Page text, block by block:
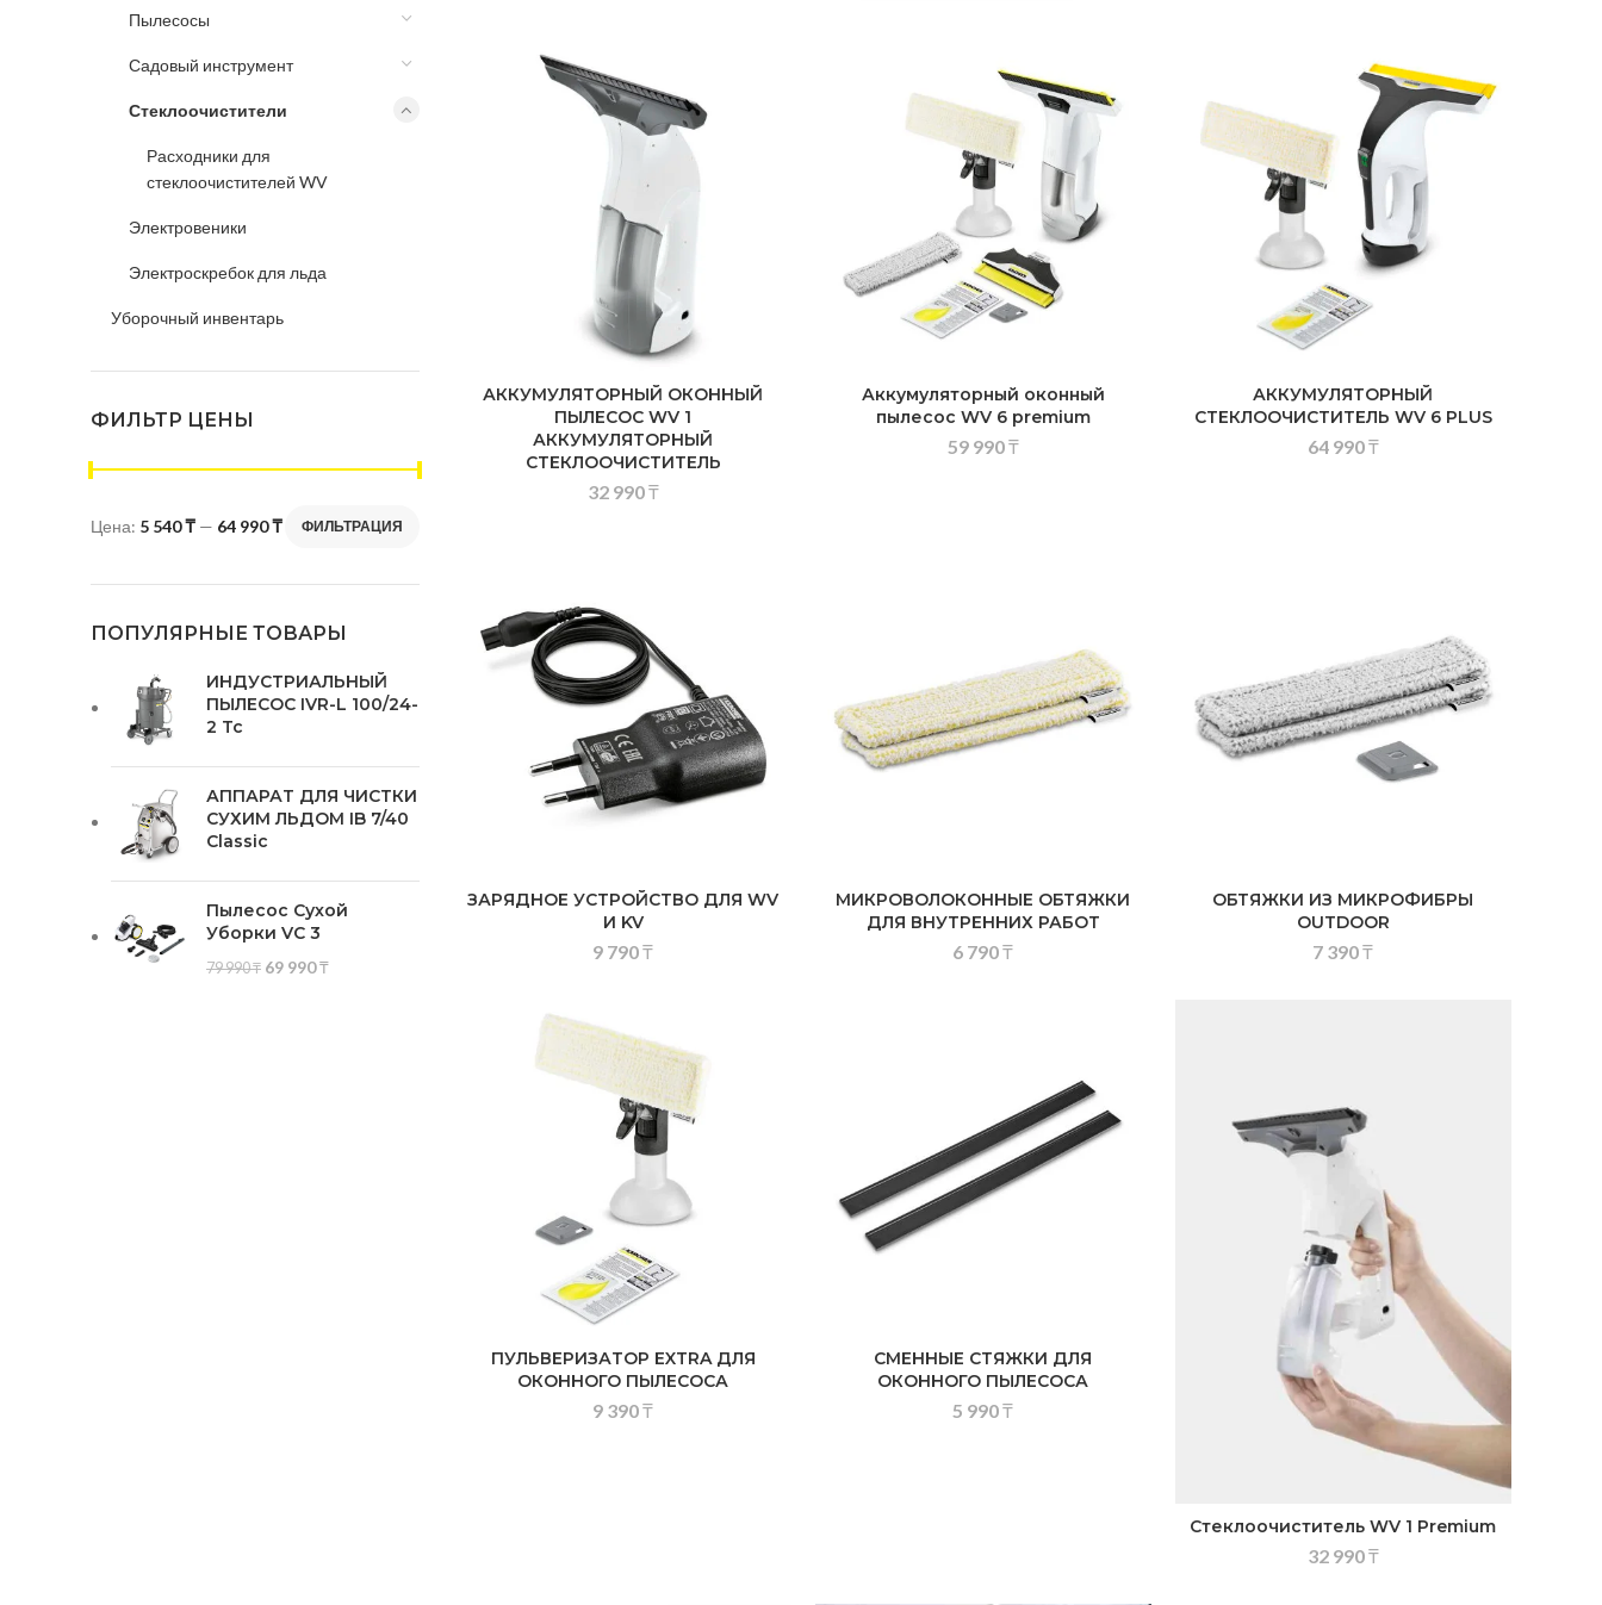
Пылесосы
Садовый инструмент
Стеклоочистители
Расходники для
стеклоочистителей WV
Электровеники
Электроскребок для льда
Уборочный инвентарь
ФИЛЬТР ЦЕНЫ
ФИЛЬТРАЦИЯ
Цена: 5 540 ₸ — 64 990 ₸
ПОПУЛЯРНЫЕ ТОВАРЫ
ИНДУСТРИАЛЬНЫЙ
ПЫЛЕСОС IVR-L 100/24-
2 Tc
АППАРАТ ДЛЯ ЧИСТКИ
СУХИМ ЛЬДОМ IB 7/40
Classic
Пылесос Сухой
Уборки VC 3
79 990₸ 69 990₸
АККУМУЛЯТОРНЫЙ ОКОННЫЙ
ПЫЛЕСОС WV 1
АККУМУЛЯТОРНЫЙ
СТЕКЛООЧИСТИТЕЛЬ
32 990₸
Аккумуляторный оконный
пылесос WV 6 premium
59 990₸
АККУМУЛЯТОРНЫЙ
СТЕКЛООЧИСТИТЕЛЬ WV 6 PLUS
64 990₸
ЗАРЯДНОЕ УСТРОЙСТВО ДЛЯ WV
И KV
9 790₸
МИКРОВОЛОКОННЫЕ ОБТЯЖКИ
ДЛЯ ВНУТРЕННИХ РАБОТ
6 790₸
ОБТЯЖКИ ИЗ МИКРОФИБРЫ
OUTDOOR
7 390₸
ПУЛЬВЕРИЗАТОР EXTRA ДЛЯ
ОКОННОГО ПЫЛЕСОСА
9 390₸
СМЕННЫЕ СТЯЖКИ ДЛЯ
ОКОННОГО ПЫЛЕСОСА
5 990₸
Стеклоочиститель WV 1 Premium
32 990₸